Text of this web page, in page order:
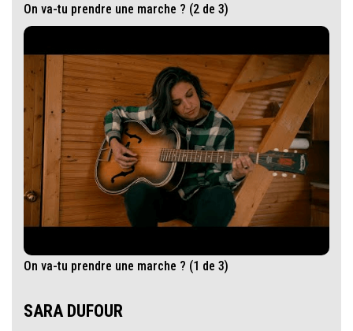
On va-tu prendre une marche ? (2 de 3)
On va-tu prendre une marche ? (1 de 3)
SARA DUFOUR